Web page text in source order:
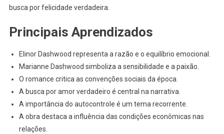
busca por felicidade verdadeira.
Principais Aprendizados
Elinor Dashwood representa a razão e o equilíbrio emocional.
Marianne Dashwood simboliza a sensibilidade e a paixão.
O romance critica as convenções sociais da época.
A busca por amor verdadeiro é central na narrativa.
A importância do autocontrole é um tema recorrente.
A obra destaca a influência das condições econômicas nas
relações.